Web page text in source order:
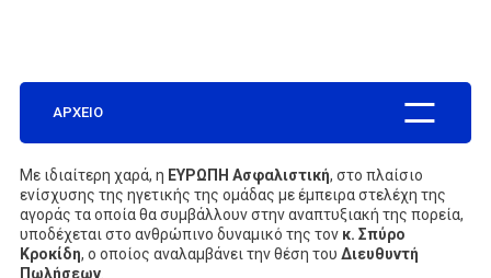
ΝΕΑ
ΑΡΧΕΙΟ
Με ιδιαίτερη χαρά, η ΕΥΡΩΠΗ Ασφαλιστική, στο πλαίσιο
ενίσχυσης της ηγετικής της ομάδας με έμπειρα στελέχη της
αγοράς τα οποία θα συμβάλλουν στην αναπτυξιακή της πορεία,
υποδέχεται στο ανθρώπινο δυναμικό της τον κ. Σπύρο
Κροκίδη, ο οποίος αναλαμβάνει την θέση του Διευθυντή
Πωλήσεων.